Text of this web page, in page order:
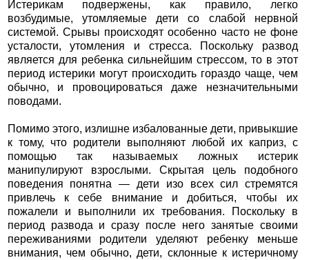
Истерикам подвержены, как правило, легко
возбудимые, утомляемые дети со слабой нервной
системой. Срывы происходят особенно часто не фоне
усталости, утомления и стресса. Поскольку развод
является для ребенка сильнейшим стрессом, то в этот
период истерики могут происходить гораздо чаще, чем
обычно, и провоцироваться даже незначительными
поводами.
Помимо этого, излишне избалованные дети, привыкшие
к тому, что родители выполняют любой их каприз, с
помощью так называемых ложных истерик
манипулируют взрослыми. Скрытая цель подобного
поведения понятна — дети изо всех сил стремятся
привлечь к себе внимание и добиться, чтобы их
пожалели и выполнили их требования. Поскольку в
период развода и сразу после него занятые своими
переживаниями родители уделяют ребенку меньше
внимания, чем обычно, дети, склонные к истеричному